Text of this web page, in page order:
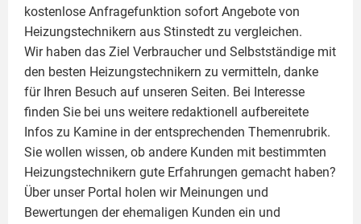
kostenlose Anfragefunktion sofort Angebote von
Heizungstechnikern aus Stinstedt zu vergleichen.
Wir haben das Ziel Verbraucher und Selbstständige mit
den besten Heizungstechnikern zu vermitteln, danke
für Ihren Besuch auf unseren Seiten. Bei Interesse
finden Sie bei uns weitere redaktionell aufbereitete
Infos zu Kamine in der entsprechenden Themenrubrik.
Sie wollen wissen, ob andere Kunden mit bestimmten
Heizungstechnikern gute Erfahrungen gemacht haben?
Über unser Portal holen wir Meinungen und
Bewertungen der ehemaligen Kunden ein und